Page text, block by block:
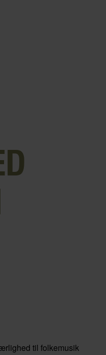
til folkemusik